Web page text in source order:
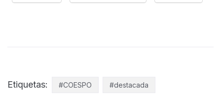
Etiquetas: #COESPO #destacada